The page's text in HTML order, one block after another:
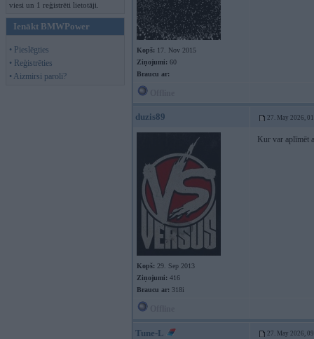
viesi un 1 reģistrēti lietotāji.
Ienākt BMWPower
• Pieslēgties
• Reģistrēties
• Aizmirsi paroli?
Kopš: 17. Nov 2015
Ziņojumi: 60
Braucu ar:
duzis89 27. May 2026,
Kopš: 29. Sep 2013
Ziņojumi: 416
Braucu ar: 318i
Kur var aplīmēt
Tune-L 27. May 2026,